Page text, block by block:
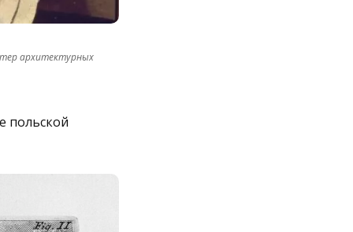
архитектурных
польской